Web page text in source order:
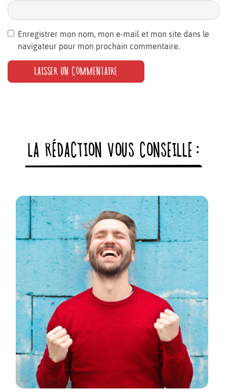
Enregistrer mon nom, mon e-mail et mon site dans le
navigateur pour mon prochain commentaire.
LA RÉDACTION VOUS CONSEILLE :